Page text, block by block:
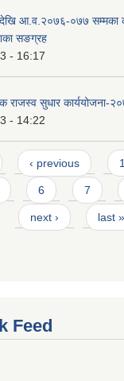
आ.व.२०७६-०७७ सम्मका
सङग्रह
- 16:17
राजस्व सुधार कार्ययोजना-
- 14:22
‹ previous
6 7
next › last »
Feed